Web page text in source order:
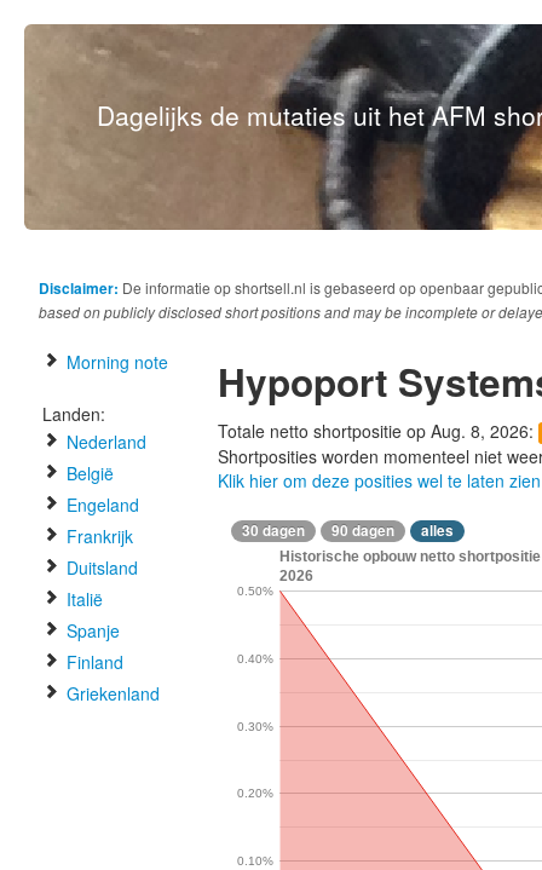
Dagelijks de mutaties uit het AFM
Disclaimer: De informatie op shortsell.nl is gebaseerd op openbaar
based on publicly disclosed short positions and may be incomplete or
Morning note
Landen:
Nederland
België
Engeland
Frankrijk
Duitsland
Italië
Spanje
Finland
Griekenland
Hypoport
Totale netto shortpositie op Aug. 8, 2026:
Shortposities worden momenteel niet
Klik hier om deze posities wel te laten zien
30 dagen 90 dagen alles
Historische opbouw netto
2026
0.10%
0.20%
0.30%
0.40%
0.50%